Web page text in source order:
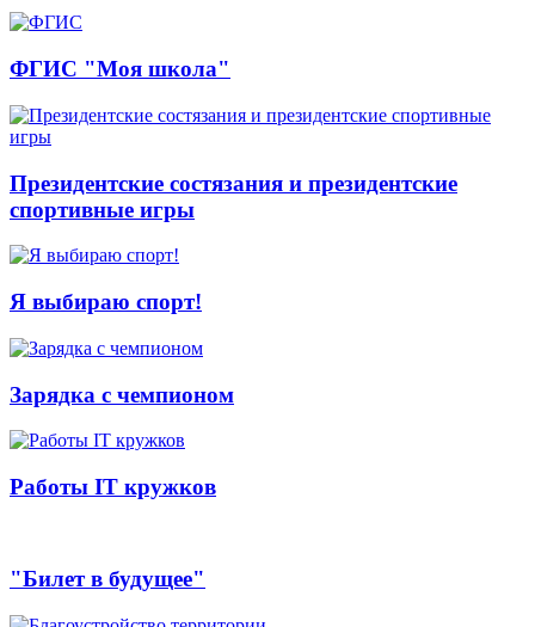
ФГИС "Моя школа"
Президентские состязания и президентские
спортивные игры
Я выбираю спорт!
Зарядка с чемпионом
Работы IT кружков
"Билет в будущее"